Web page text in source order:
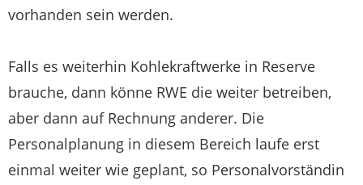
vorhanden sein werden.
Falls es weiterhin Kohlekraftwerke in Reserve
brauche, dann könne RWE die weiter betreiben,
aber dann auf Rechnung anderer. Die
Personalplanung in diesem Bereich laufe erst
einmal weiter wie geplant, so Personalvorständin